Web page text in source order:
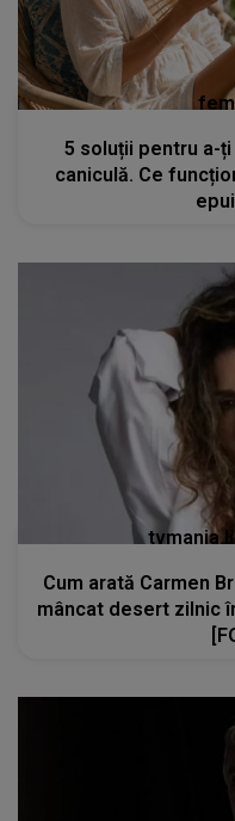
5 soluții pentru a-
caniculă. Ce
Cum arată Carmen
mâncat desert zilnic